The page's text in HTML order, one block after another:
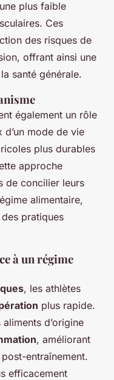
plus faible
Ces
des risques de
offrant ainsi une
santé générale.
également un rôle
mode de vie
plus durables
approche
de concilier leurs
alimentaire,
pratiques
à un régime
, les athlètes
plus rapide.
d’origine
, améliorant
entraînement.
efficacement